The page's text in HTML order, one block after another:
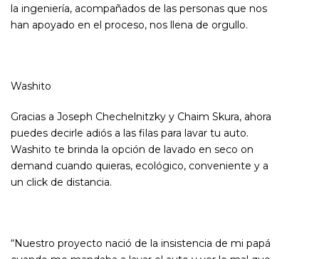
la ingeniería, acompañados de las personas que nos
han apoyado en el proceso, nos llena de orgullo.
Washito
Gracias a Joseph Chechelnitzky y Chaim Skura, ahora
puedes decirle adiós a las filas para lavar tu auto.
Washito te brinda la opción de lavado en seco on
demand cuando quieras, ecológico, conveniente y a
un click de distancia.
“Nuestro proyecto nació de la insistencia de mi papá